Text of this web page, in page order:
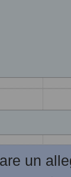
un